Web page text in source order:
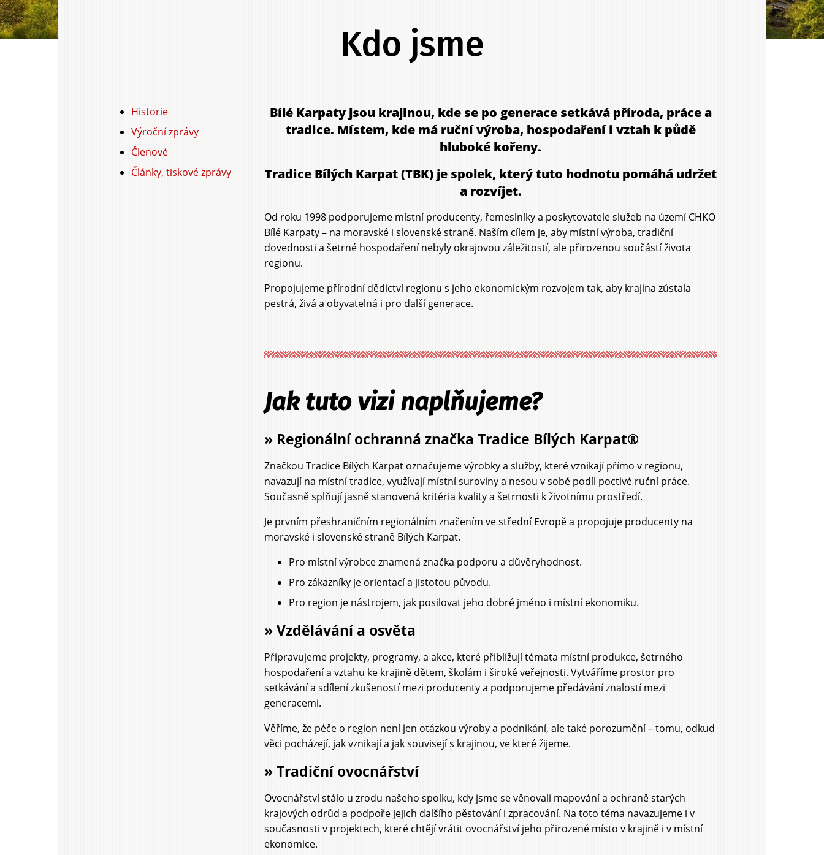
Kdo jsme
záložky
Bílé Karpaty jsou krajinou, kde se po generace setkává příroda, práce a
tradice. Místem, kde má ruční výroba, hospodaření i vztah k půdě
hluboké kořeny.
Tradice Bílých Karpat (TBK)je spolek, který tuto hodnotu pomáhá udržet
a rozvíjet.
Od roku 1998 podporujeme místní producenty, řemeslníky a poskytovatele služeb na území CHKO
Bílé Karpaty – na moravské i slovenské straně. Naším cílem je, aby místní výroba, tradiční
dovednosti a šetrné hospodaření nebyly okrajovou záležitostí, ale přirozenou součástí života
regionu.
Propojujeme přírodní dědictví regionu s jeho ekonomickým rozvojem tak, aby krajina zůstala
pestrá, živá a obyvatelná i pro další generace.
Jak tuto vizi naplňujeme?
» Regionální ochranná značka Tradice Bílých Karpat®
Značkou Tradice Bílých Karpat označujeme výrobky a služby, které vznikají přímo v regionu,
navazují na místní tradice, využívají místní suroviny a nesou v sobě podíl poctivé ruční práce.
Současně splňují jasně stanovená kritéria kvality a šetrnosti k životnímu prostředí.
Je prvním přeshraničním regionálním značením ve střední Evropě a propojuje producenty na
moravské i slovenské straně Bílých Karpat.
Pro místní výrobce znamená značka podporu a důvěryhodnost.
Pro zákazníky je orientací a jistotou původu.
Pro region je nástrojem, jak posilovat jeho dobré jméno i místní ekonomiku.
» Vzdělávání a osvěta
Připravujeme projekty, programy, a akce, které přibližují témata místní produkce, šetrného
hospodaření a vztahu ke krajině dětem, školám i široké veřejnosti. Vytváříme prostor pro
setkávání a sdílení zkušeností mezi producenty a podporujeme předávání znalostí mezi
generacemi.
Věříme, že péče o region není jen otázkou výroby a podnikání, ale také porozumění – tomu, odkud
věci pocházejí, jak vznikají a jak souvisejí s krajinou, ve které žijeme.
» Tradiční ovocnářství
Ovocnářství stálo u zrodu našeho spolku, kdy jsme se věnovali mapování a ochraně starých
krajových odrůd a podpoře jejich dalšího pěstování i zpracování. Na toto téma navazujeme i v
současnosti v projektech, které chtějí vrátit ovocnářství jeho přirozené místo v krajině i v místní
ekonomice.
Historie
Výroční zprávy
Členové
Články, tiskové zprávy